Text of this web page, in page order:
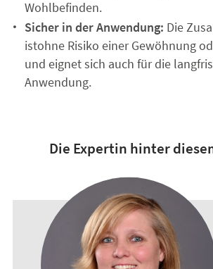
Wohlbefinden.
Sicher in der Anwendung: Die
istohne Risiko einer Gewöhnung
und eignet sich auch für die
Anwendung.
Die Expertin hinter